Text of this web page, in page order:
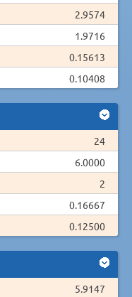
2.9574
1.9716
0.15613
0.10408
24
6.0000
2
0.16667
0.12500
5.9147